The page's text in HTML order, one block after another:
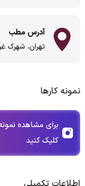
آدرس مطب
تهران، شهرک
نمونه کارها
برای مشاهده
کلیک کنید